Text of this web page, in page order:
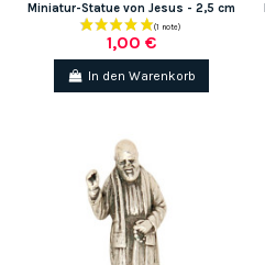
Miniatur-Statue von Jesus - 2,5 cm
1,00 €
In den Warenkorb